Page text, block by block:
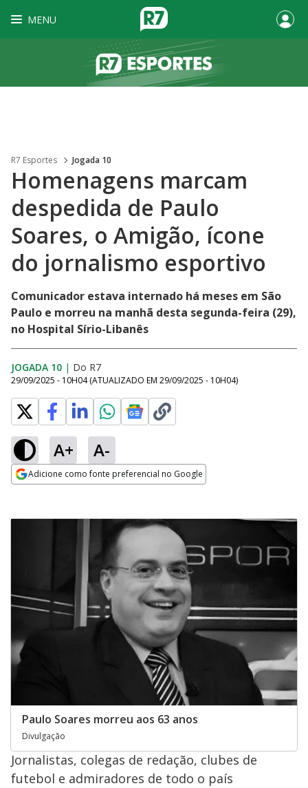
MENU
R7 Esportes Jogada 10
Homenagens marcam
despedida de Paulo
Soares, o Amigão, ícone
do jornalismo esportivo
Comunicador estava internado há meses em São
Paulo e morreu na manhã desta segunda-feira (29),
no Hospital Sírio-Libanês
JOGADA 10 | Do R7
29/09/2025 - 10H04 (ATUALIZADO EM 29/09/2025 - 10H04)
A+ A-
Adicione como fonte preferencial no Google
Paulo Soares morreu aos 63 anos
Divulgação
Jornalistas, colegas de redação, clubes de
futebol e admiradores de todo o país